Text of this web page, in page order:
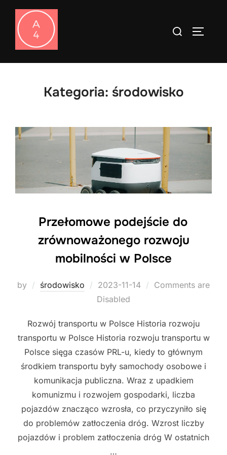
Skip
content
Search
Kategoria: środowisko
Przełomowe podejście do
zrównoważonego rozwoju
mobilności w Polsce
by środowisko
Posted
on
2023-11-14
Comments are
Disabled
Rozwój transportu w Polsce Historia rozwoju
transportu w Polsce Historia rozwoju transportu w
Polsce sięga czasów PRL-u, kiedy to głównym
środkiem transportu były samochody osobowe i
komunikacja publiczna. Wraz z upadkiem
komunizmu i rozwojem gospodarki, liczba
pojazdów znacząco wzrosła, co przyczyniło się
do problemów zatłoczenia dróg. Wzrost liczby
pojazdów i problem zatłoczenia dróg W ostatnich
…